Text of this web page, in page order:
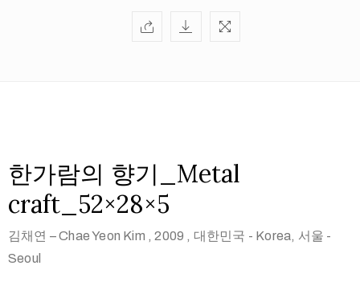
한가람의 향기_Metal
craft_52×28×5
김채연 – Chae Yeon Kim , 2009 , 대한민국 - Korea, 서울 -
Seoul